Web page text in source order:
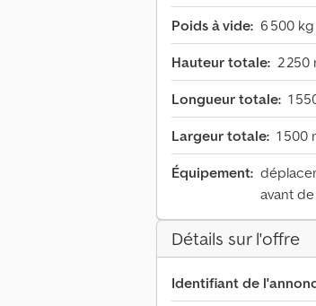
Poids à vide: 6 500 kg
Hauteur totale: 2 250
Longueur totale: 1
Largeur totale: 1 500
Équipement:
avant
Détails sur l'offre
Identifiant de